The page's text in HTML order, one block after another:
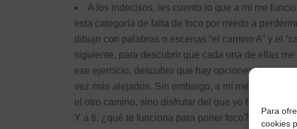
Para
cookies
A los indecisos, les cuento lo que a mí me
esta categoría de falta de foco por miedo a
dibujo con palabras o escenas “el camino A” y el
siguiente, para descubrir que cada una de ellas
ese ejercicio, descubro que hay opciones de que
vez más alejados. Sin embargo, a mí me ayuda a
el otro camino, sino disfrutar del que yo he escogido.
Y a ti, ¿qué te funciona para poner foco? ¿Qué